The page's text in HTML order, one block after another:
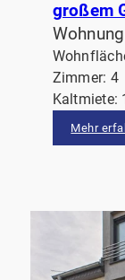
großem
Zimmer: 4
Kaltmiete:
Mehr